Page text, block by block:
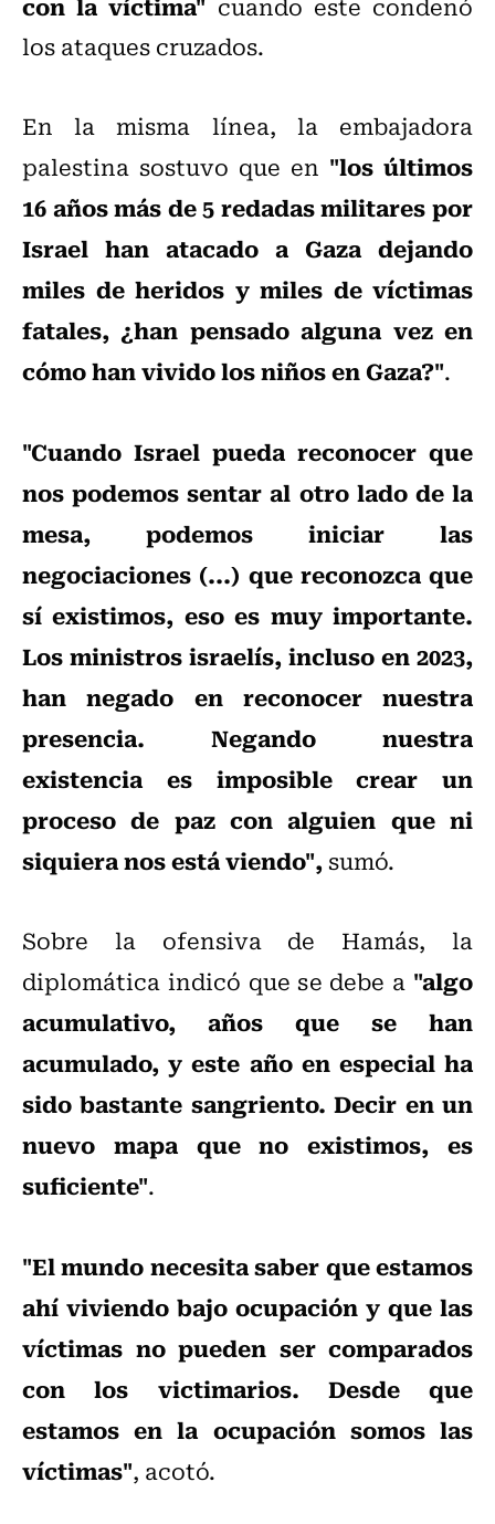
los ataques cruzados.
En la misma línea, la embajadora
palestina sostuvo que en "los últimos
16 años más de 5 redadas militares por
Israel han atacado a Gaza dejando
miles de heridos y miles de víctimas
fatales, ¿han pensado alguna vez en
cómo han vivido los niños en Gaza?".
"Cuando Israel pueda reconocer que
nos podemos sentar al otro lado de la
mesa, podemos iniciar las
negociaciones (...) que reconozca que
sí existimos, eso es muy importante.
Los ministros israelís, incluso en 2023,
han negado en reconocer nuestra
presencia. Negando nuestra
existencia es imposible crear un
proceso de paz con alguien que ni
siquiera nos está viendo",sumó.
Sobre la ofensiva de Hamás, la
diplomática indicó que se debe a "algo
acumulativo, años que se han
acumulado, y este año en especial ha
sido bastante sangriento. Decir en un
nuevo mapa que no existimos, es
suficiente".
"El mundo necesita saber que estamos
ahí viviendo bajo ocupación y que las
víctimas no pueden ser comparados
con los victimarios. Desde que
estamos en la ocupación somos las
víctimas", acotó.